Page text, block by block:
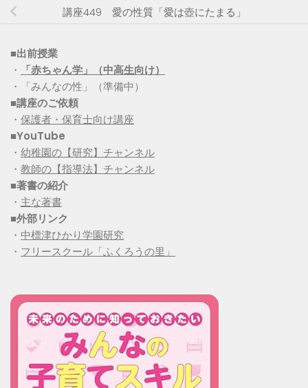
講座449 愛の性質「愛は壺にたまる」
■出前授業
・
「赤ちゃん学」（中高生向け）
・「みんなの性」（準備中）
■講座のご依頼
・ 保護者・保育士向け講座
■YouTube
・ 幼稚園の【研究】チャンネル
・ 教師の【指導法】チャンネル
■著書の紹介
・ 主な著書
■外部リンク
・ 中標津ひかり学園研究
・ フリースクール「ふくろうの里」